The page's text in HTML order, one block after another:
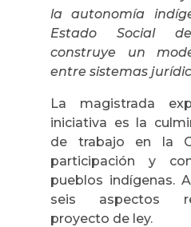
la autonomía
Estado Social
construye un
entre sistemas
La magistrada
iniciativa es la
de trabajo en la
participación y
pueblos indígenas.
seis aspectos
proyecto de ley.